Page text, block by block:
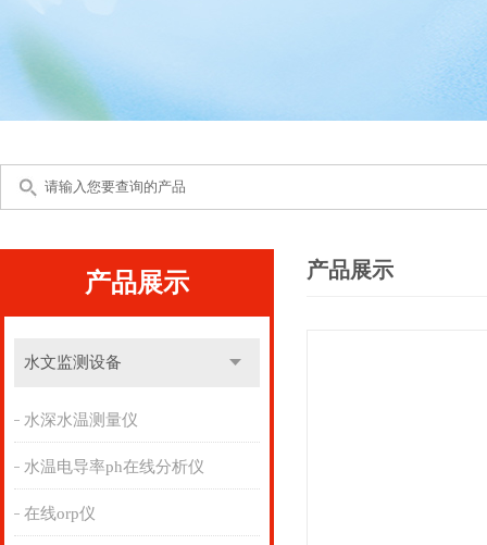
产品展示
水文监测设备
水深水温测量仪
水温电导率ph在线分析仪
在线orp仪
产品展示